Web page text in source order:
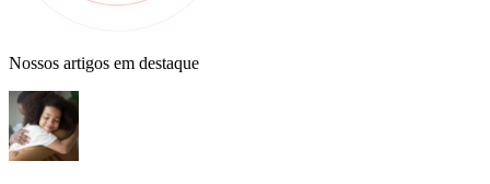
Nossos artigos em destaque